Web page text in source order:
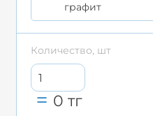
графит
Количество, шт
0 тг